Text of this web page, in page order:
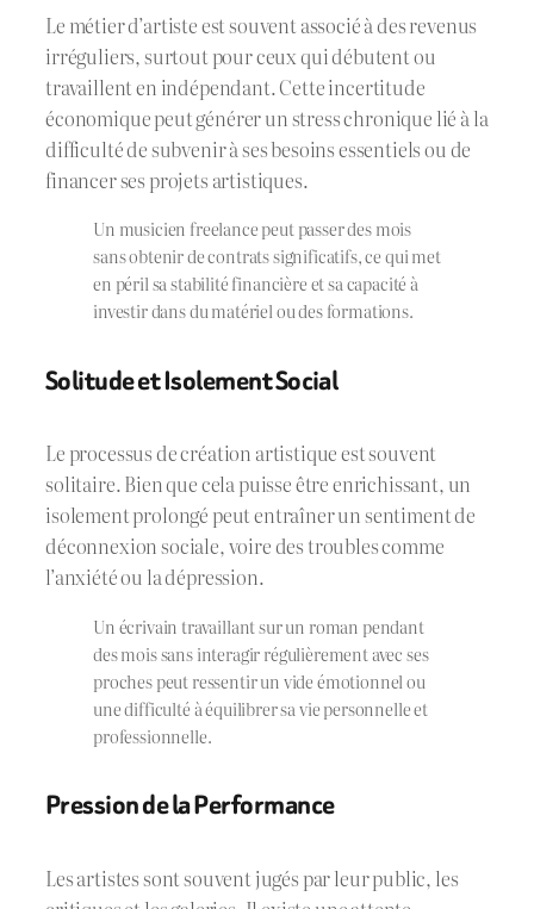
Le métier d’artiste est souvent associé à des revenus
irréguliers, surtout pour ceux qui débutent ou
travaillent en indépendant. Cette incertitude
économique peut générer un stress chronique lié à la
difficulté de subvenir à ses besoins essentiels ou de
financer ses projets artistiques.
Un musicien freelance peut passer des mois
sans obtenir de contrats significatifs, ce qui met
en péril sa stabilité financière et sa capacité à
investir dans du matériel ou des formations.
Solitude et Isolement Social
Le processus de création artistique est souvent
solitaire. Bien que cela puisse être enrichissant, un
isolement prolongé peut entraîner un sentiment de
déconnexion sociale, voire des troubles comme
l’anxiété ou la dépression.
Un écrivain travaillant sur un roman pendant
des mois sans interagir régulièrement avec ses
proches peut ressentir un vide émotionnel ou
une difficulté à équilibrer sa vie personnelle et
professionnelle.
Pression de la Performance
Les artistes sont souvent jugés par leur public, les